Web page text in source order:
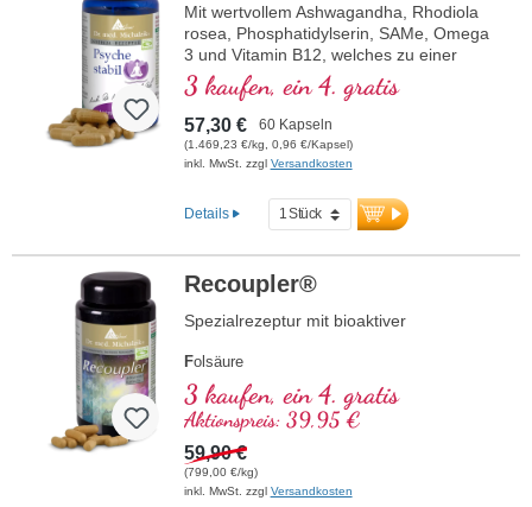
Mit wertvollem Ashwagandha, Rhodiola
rosea, Phosphatidylserin, SAMe, Omega
3 und Vitamin B12, welches zu einer
normalen Funktion der Psyche beiträgt.
3 kaufen, ein 4. gratis
57,30 € 60 Kapseln
(1.469,23 €/kg, 0,96 €/Kapsel)
inkl. MwSt. zzgl Versandkosten
Details
Recoupler®
Spezialrezeptur mit bioaktiver
Folsäure
Arginin
Lycopin
Curcuma
Curcumin
Ascorbinsäure
Resveratrol
3 kaufen, ein 4. gratis
Aktionspreis: 39,95 €
59,90 €
(799,00 €/kg)
inkl. MwSt. zzgl Versandkosten